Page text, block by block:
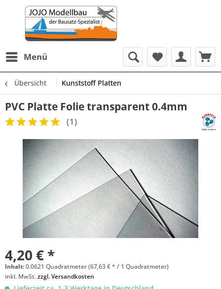
Menü
Übersicht Kunststoff Platten
PVC Platte Folie transparent 0.4mm
(1)
4,20 € *
Inhalt:0.0621 Quadratmeter (67,63 € * / 1 Quadratmeter)
inkl. MwSt.zzgl. Versandkosten